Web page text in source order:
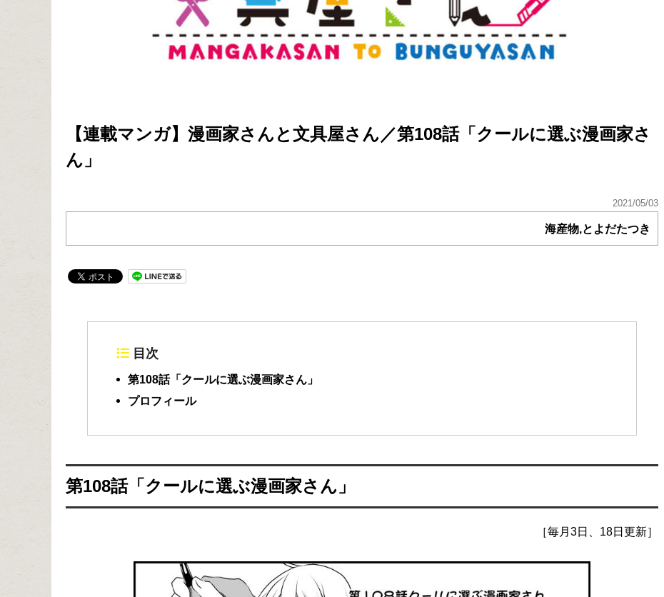
【連載マンガ】漫画家さんと文具屋さん／第108話「クールに選ぶ漫画家さ
ん」
2021/05/03
海産物,とよだたつき
目次
第108話「クールに選ぶ漫画家さん」
プロフィール
第108話「クールに選ぶ漫画家さん」
［毎月3日、18日更新］